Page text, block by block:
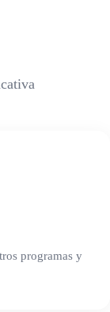
programas y